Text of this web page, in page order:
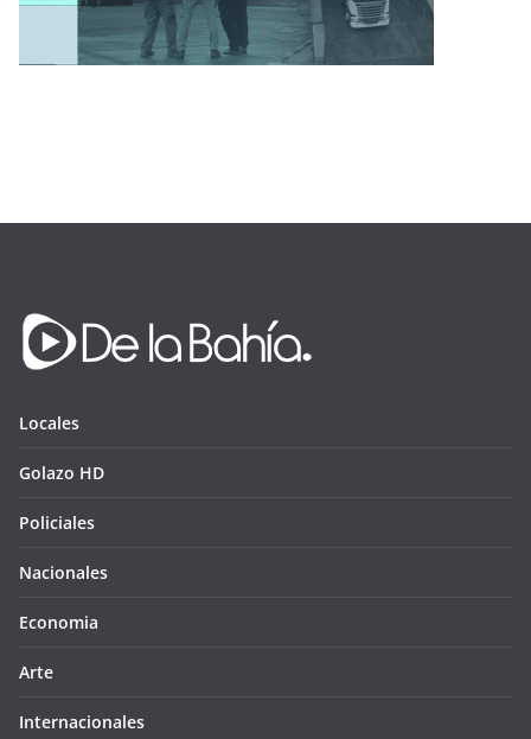
Locales
Golazo HD
Policiales
Nacionales
Economia
Arte
Internacionales